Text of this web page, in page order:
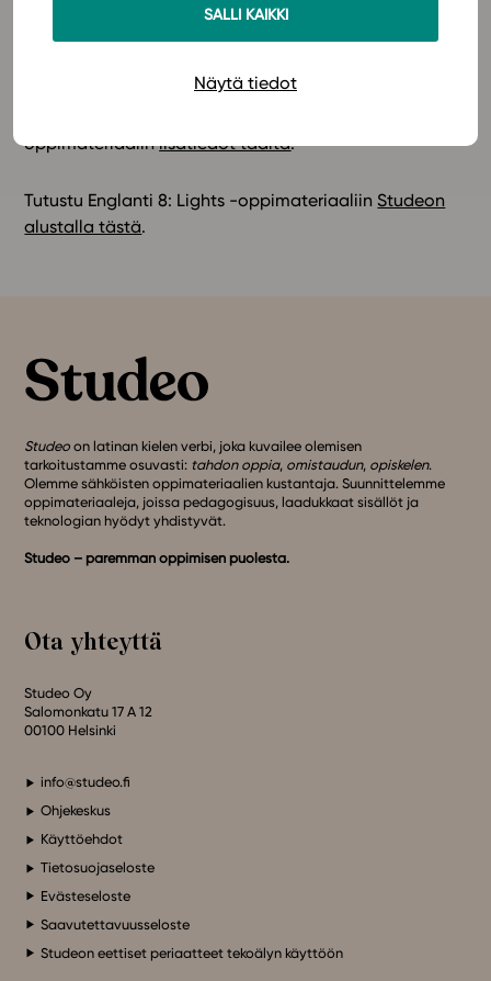
SALLI KAIKKI
Näytä tiedot
laajan tehtäväpaketin avulla – materiaali sisältää
runsaasti eritasoisia tehtäviä. Lisäksi oppilas pääsee
etenemään niiden mukaan. Opettajan avuksi on laaja
oppimateriaalinlisätiedot täältä!
Tutustu Englanti 8: Lights -oppimateriaaliinStudeon
alustalla tästä.
Studeo on latinan kielen verbi, joka kuvailee olemisen
tarkoitustamme osuvasti: tahdon oppia, omistaudun, opiskelen.
Olemme sähköisten oppimateriaalien kustantaja. Suunnittelemme
oppimateriaaleja, joissa pedagogisuus, laadukkaat sisällöt ja
teknologian hyödyt yhdistyvät.
Studeo – paremman oppimisen puolesta.
Ota yhteyttä
Studeo Oy
Salomonkatu 17 A 12
00100 Helsinki
info@studeo.fi
Ohjekeskus
Käyttöehdot
Tietosuojaseloste
Evästeseloste
Saavutettavuusseloste
Studeon eettiset periaatteet tekoälyn käyttöön